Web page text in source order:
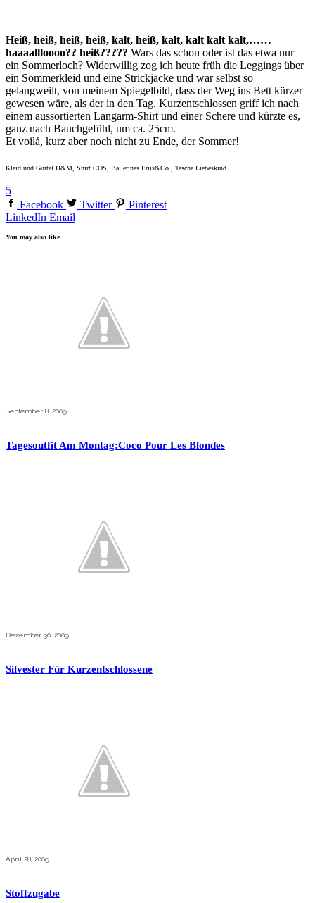
Heiß, heiß, heiß, heiß, kalt, heiß, kalt, kalt kalt kalt,……
haaaallloooo?? heiß????? Wars das schon oder ist das etwa nur
ein Sommerloch? Widerwillig zog ich heute früh die Leggings über
ein Sommerkleid und eine Strickjacke und war selbst so
gelangweilt, von meinem Spiegelbild, dass der Weg ins Bett kürzer
gewesen wäre, als der in den Tag. Kurzentschlossen griff ich nach
einem aussortierten Langarm-Shirt und einer Schere und kürzte es,
ganz nach Bauchgefühl, um ca. 25cm.
Et voilá, kurz aber noch nicht zu Ende, der Sommer!
Kleid und Gürtel H&M, Shirt COS, Ballerinas Friis&Co., Tasche Liebeskind
5
Facebook
Twitter
Pinterest
LinkedIn Email
You may also like
September 8, 2009
Tagesoutfit Am Montag:Coco Pour Les Blondes
Dezember 30, 2009
Silvester Für Kurzentschlossene
April 28, 2009
Stoffzugabe